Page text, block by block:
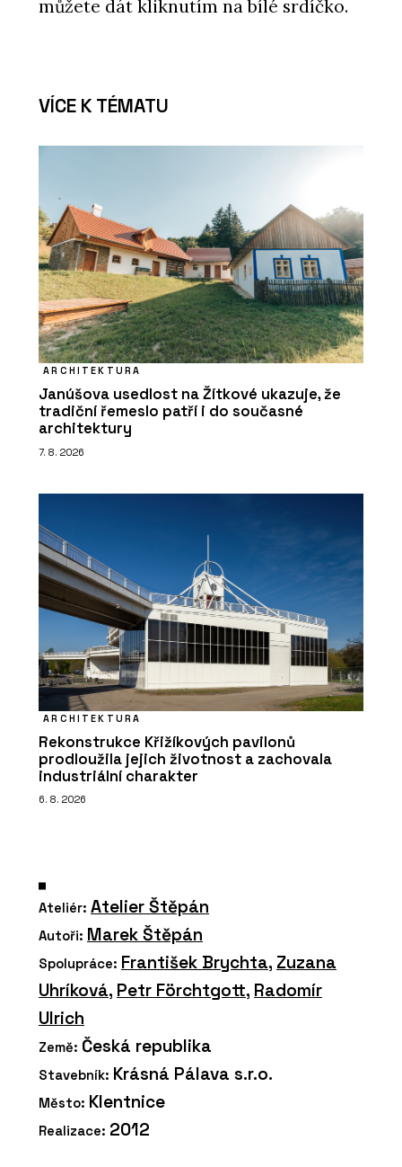
můžete dát kliknutím na bílé srdíčko.
VÍCE K TÉMATU
ARCHITEKTURA
Janúšova usedlost na Žítkové ukazuje, že
tradiční řemeslo patří i do současné
architektury
7. 8. 2026
ARCHITEKTURA
Rekonstrukce Křižíkových pavilonů
prodloužila jejich životnost a zachovala
industriální charakter
6. 8. 2026
Ateliér: Atelier Štěpán
Autoři: Marek Štěpán
Spolupráce: František Brychta, Zuzana
Uhríková, Petr Förchtgott, Radomír
Ulrich
Země: Česká republika
Stavebník: Krásná Pálava s.r.o.
Město: Klentnice
Realizace: 2012